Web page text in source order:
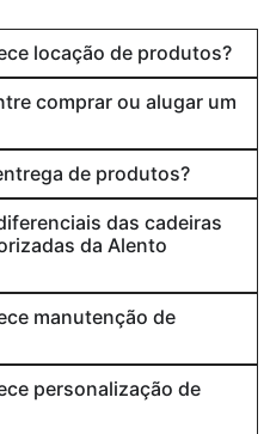
locação de produtos?
comprar ou alugar um
de produtos?
das cadeiras
da Alento
manutenção de
personalização de